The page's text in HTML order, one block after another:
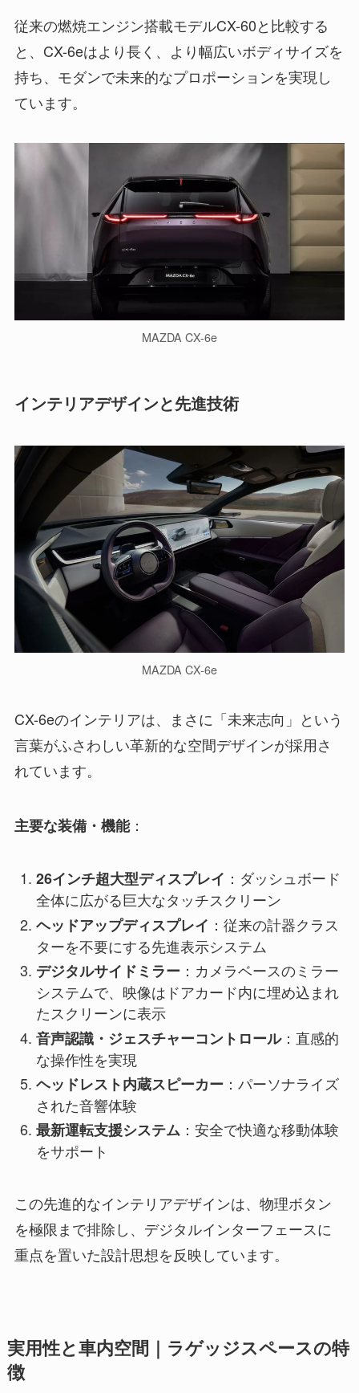
従来の燃焼エンジン搭載モデルCX-60と比較する
と、CX-6eはより長く、より幅広いボディサイズを
持ち、モダンで未来的なプロポーションを実現し
ています。
MAZDA CX-6e
インテリアデザインと先進技術
MAZDA CX-6e
CX-6eのインテリアは、まさに「未来志向」という
言葉がふさわしい革新的な空間デザインが採用さ
れています。
主要な装備・機能：
26インチ超大型ディスプレイ ：ダッシュボード
全体に広がる巨大なタッチスクリーン
ヘッドアップディスプレイ ：従来の計器クラス
ターを不要にする先進表示システム
デジタルサイドミラー ：カメラベースのミラー
システムで、映像はドアカード内に埋め込まれ
たスクリーンに表示
音声認識・ジェスチャーコントロール：直感的
な操作性を実現
ヘッドレスト内蔵スピーカー ：パーソナライズ
された音響体験
最新運転支援システム：安全で快適な移動体験
をサポート
この先進的なインテリアデザインは、物理ボタン
を極限まで排除し、デジタルインターフェースに
重点を置いた設計思想を反映しています。
実用性と車内空間｜ラゲッジスペースの特
徴